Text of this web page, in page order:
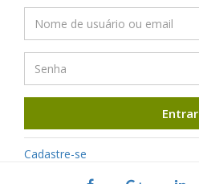
Entrar
Cadastre-se